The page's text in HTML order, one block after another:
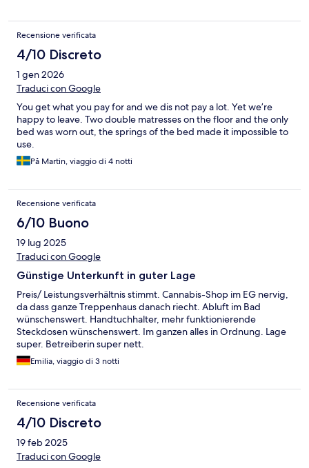
Recensione verificata
4/10 Discreto
1 gen 2026
Traduci con Google
You get what you pay for and we dis not pay a lot. Yet we’re
happy to leave. Two double matresses on the floor and the only
bed was worn out, the springs of the bed made it impossible to
use.
På Martin, viaggio di 4 notti
Recensione verificata
6/10 Buono
19 lug 2025
Traduci con Google
Günstige Unterkunft in guter Lage
Preis/ Leistungsverhältnis stimmt. Cannabis-Shop im EG nervig,
da dass ganze Treppenhaus danach riecht. Abluft im Bad
wünschenswert. Handtuchhalter, mehr funktionierende
Steckdosen wünschenswert. Im ganzen alles in Ordnung. Lage
super. Betreiberin super nett.
Emilia, viaggio di 3 notti
Recensione verificata
4/10 Discreto
19 feb 2025
Traduci con Google